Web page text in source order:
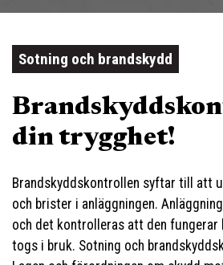
Sotning och brandskydd
din trygghet!
Brandskyddskontrollen syftar till att
och brister i anläggningen.
och det kontrolleras att den fungerar
togs i bruk. Sotning och